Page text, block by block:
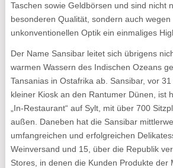
Taschen sowie Geldbörsen und sind nicht
besonderen Qualität, sondern auch
unkonventionellen Optik ein einmaliges
Der Name Sansibar leitet sich übrigens
warmen Wassern des Indischen Ozeans
Tansanias in Ostafrika ab. Sansibar, vor
kleiner Kiosk an den Rantumer Dünen, ist
„In-Restaurant“ auf Sylt, mit über 700
außen. Daneben hat die Sansibar
umfangreichen und erfolgreichen
Weinversand und 15, über die Republik
Stores, in denen die Kunden Produkte der